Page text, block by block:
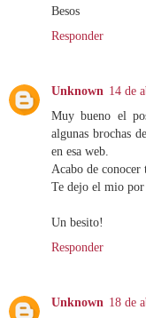
Besos
Responder
Unknown 14 de
Muy bueno el
algunas brochas
en esa web.
Acabo de
Te dejo el mio por
Un besito!
Responder
Unknown 18 de